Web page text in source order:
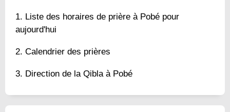
Liste des horaires de prière à Pobé pour
aujourd'hui
Calendrier des prières
Direction de la Qibla à Pobé